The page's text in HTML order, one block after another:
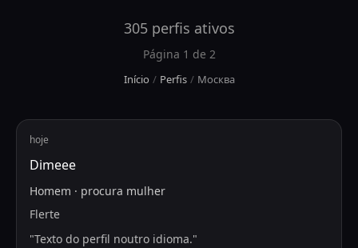
305 perfis ativos
Página 1 de 2
Início / Perfis / Москва
hoje
Dimeee
Homem · procura mulher
Flerte
"Texto do perfil noutro idioma."